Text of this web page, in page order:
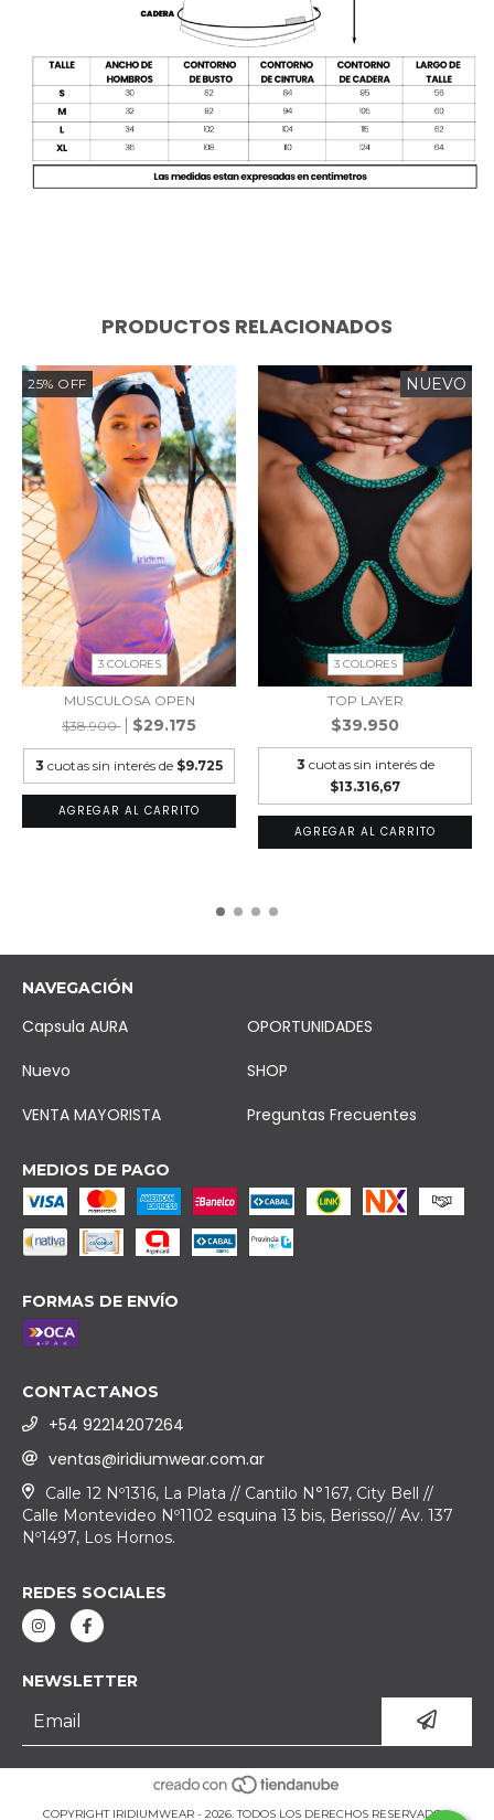
PRODUCTOS RELACIONADOS
25% OFF
3 COLORES
MUSCULOSA OPEN
$38.900
$29.175
3 cuotas sin interés de $9.725
AGREGAR AL CARRITO
NUEVO
3 COLORES
TOP LAYER
$39.950
3 cuotas sin interés de
$13.316,67
AGREGAR AL CARRITO
NAVEGACIÓN
Capsula AURA
OPORTUNIDADES
Nuevo
SHOP
VENTA MAYORISTA
Preguntas Frecuentes
MEDIOS DE PAGO
FORMAS DE ENVÍO
CONTACTANOS
+54 92214207264
ventas@iridiumwear.com.ar
Calle 12 Nº1316, La Plata // Cantilo N°167, City Bell //
Calle Montevideo Nº1102 esquina 13 bis, Berisso// Av. 137
Nº1497, Los Hornos.
REDES SOCIALES
NEWSLETTER
COPYRIGHT IRIDIUMWEAR - 2026. TODOS LOS DERECHOS RESERVADOS.